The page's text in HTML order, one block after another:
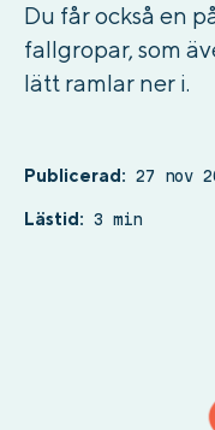
Du får också en
fallgropar, som
lätt ramlar ner i.
Publicerad: 27 nov
Lästid: 3 min